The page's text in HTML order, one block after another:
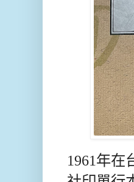
1961年在